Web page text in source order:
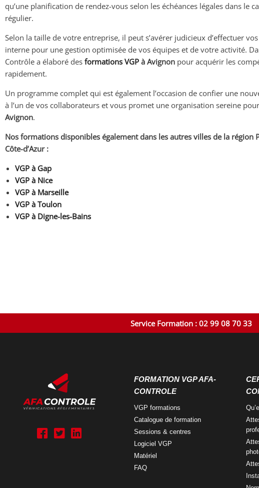
qu’une planification de rendez-vous selon les échéances légales dans le
régulier.
Selon la taille de votre entreprise, il peut s’avérer judicieux d’effectuer
interne pour une gestion optimisée de vos équipes et de votre activité.
Contrôle a élaboré des formations VGP à Avignon pour acquérir les
rapidement.
Un programme complet qui est également l’occasion de confier une
à l’un de vos collaborateurs et vous promet une organisation sereine
Avignon.
Nos formations disponibles également dans les autres villes de la région
Côte-d’Azur :
VGP à Gap
VGP à Nice
VGP à Marseille
VGP à Toulon
VGP à Digne-les-Bains
Service Formation : 02 99 08 70 33
A
f
A
f
A
f
FORMATION VGP AFA-
CONTROLE
VGP formations
Catalogue de formation
Sessions & centres
Logiciel VGP
Matériel
FAQ